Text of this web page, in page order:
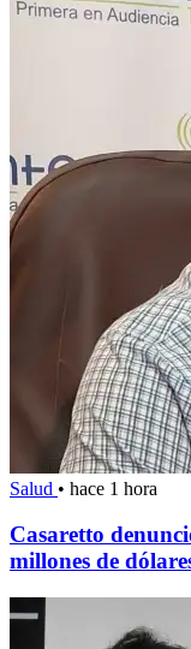
Salud • hace 1 hora
Casaretto
millones de